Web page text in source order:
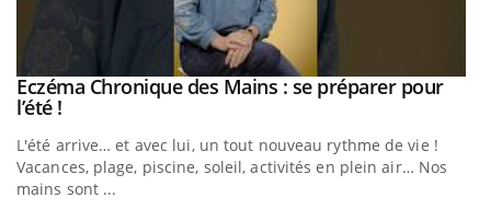
Youtube
Eczéma Chronique des Mains : se préparer pour
l’été !Youtube
L'été arrive… et avec lui, un tout nouveau rythme de vie !
Vacances, plage, piscine, soleil, activités en plein air… Nos
mains sont ...